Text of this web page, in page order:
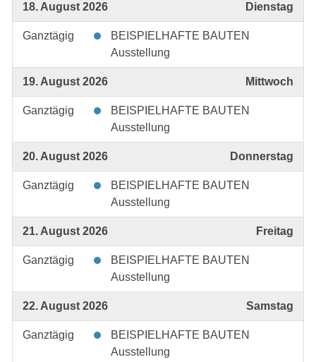
18. August 2026 Dienstag
Ganztägig
BEISPIELHAFTE BAUTEN
Ausstellung
19. August 2026 Mittwoch
Ganztägig
BEISPIELHAFTE BAUTEN
Ausstellung
20. August 2026 Donnerstag
Ganztägig
BEISPIELHAFTE BAUTEN
Ausstellung
21. August 2026 Freitag
Ganztägig
BEISPIELHAFTE BAUTEN
Ausstellung
22. August 2026 Samstag
Ganztägig
BEISPIELHAFTE BAUTEN
Ausstellung